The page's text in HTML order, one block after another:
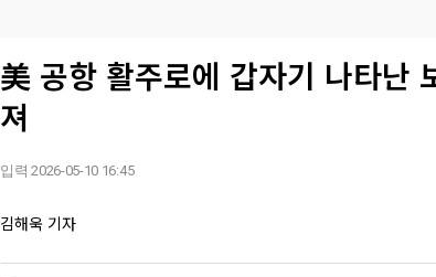
美 공항 활주로에 갑자기 나타난
져
입력 2026-05-10 16:45
김해욱 기자